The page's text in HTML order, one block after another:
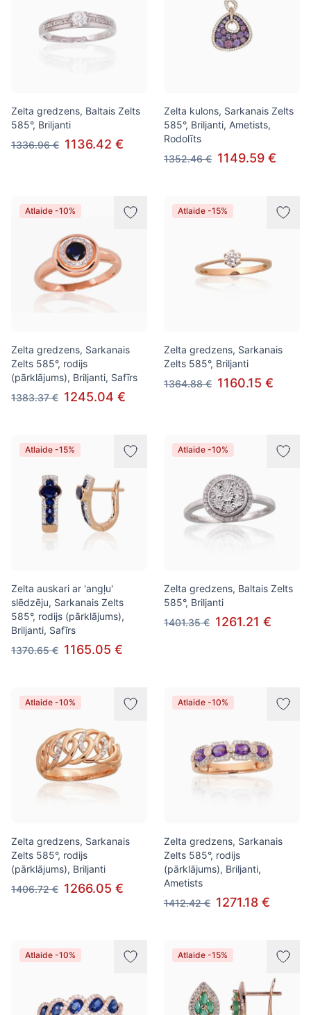
Zelta gredzens, Baltais Zelts
585°, Briljanti
1336.96 € 1136.42 €
Zelta kulons, Sarkanais Zelts
585°, Briljanti, Ametists,
Rodolīts
1352.46 € 1149.59 €
Atlaide -10%
Zelta gredzens, Sarkanais
Zelts 585°, rodijs
(pārklājums), Briljanti, Safīrs
1383.37 € 1245.04 €
Atlaide -15%
Zelta gredzens, Sarkanais
Zelts 585°, Briljanti
1364.88 € 1160.15 €
Atlaide -15%
Zelta auskari ar 'angļu'
slēdzēju, Sarkanais Zelts
585°, rodijs (pārklājums),
Briljanti, Safīrs
1370.65 € 1165.05 €
Atlaide -10%
Zelta gredzens, Baltais Zelts
585°, Briljanti
1401.35 € 1261.21 €
Atlaide -10%
Zelta gredzens, Sarkanais
Zelts 585°, rodijs
(pārklājums), Briljanti
1406.72 € 1266.05 €
Atlaide -10%
Zelta gredzens, Sarkanais
Zelts 585°, rodijs
(pārklājums), Briljanti,
Ametists
1412.42 € 1271.18 €
Atlaide -10% Atlaide -15%